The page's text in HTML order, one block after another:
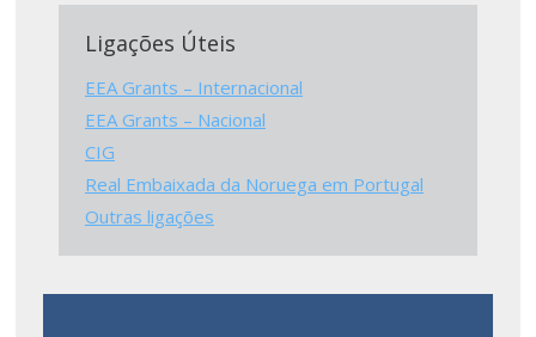
Ligações Úteis
EEA Grants – Internacional
EEA Grants – Nacional
CIG
Real Embaixada da Noruega em Portugal
Outras ligações